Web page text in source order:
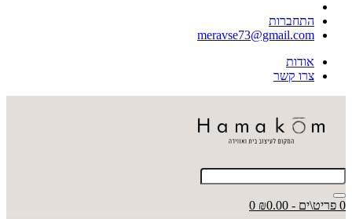
התחברות
meravse73@gmail.com
אודות
צרו קשר
0 פריט\ים - ₪0.00 0